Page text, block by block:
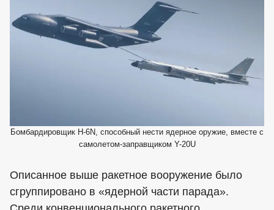
Бомбардировщик H-6N, способный нести ядерное оружие, вместе с
самолетом-заправщиком Y-20U
Описанное выше ракетное вооружение было
сгруппировано в «ядерной части парада».